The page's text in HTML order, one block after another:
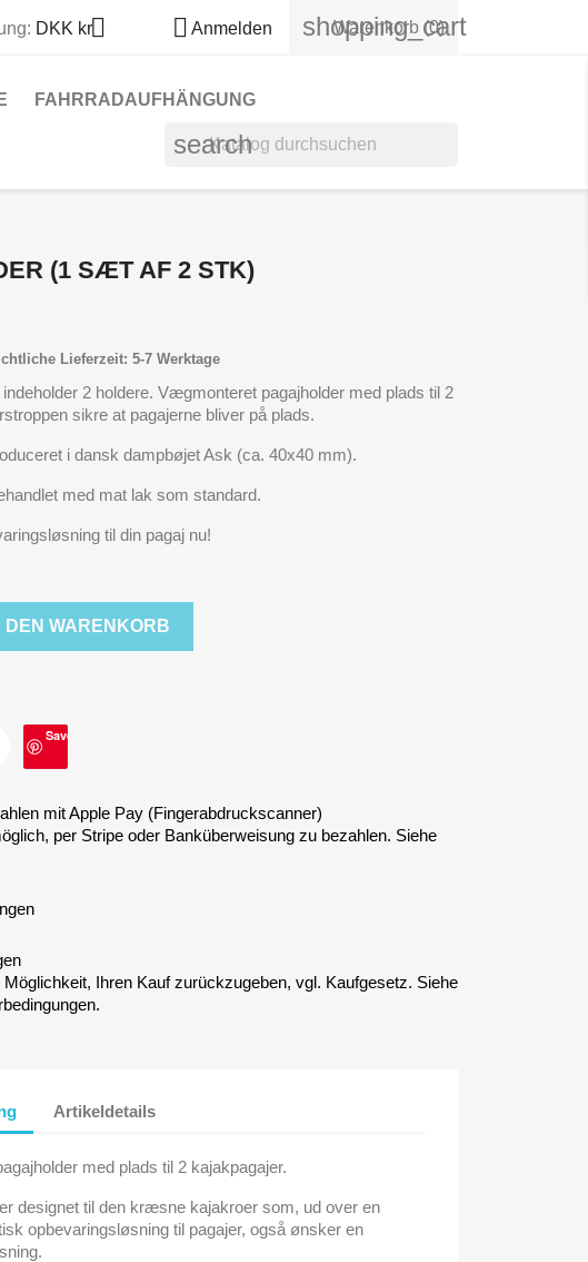
DKK kr  Anmelden shopping_cart
Warenkorb (0)
FAHRRADAUFHÄNGUNG
search
(1 SÆT AF 2 STK)
Lieferzeit: 5-7 Werktage
2 holdere. Vægmonteret pagajholder med plads til 2
sikre at pagajerne bliver på plads.
i dansk dampbøjet Ask (ca. 40x40 mm).
med mat lak som standard.
til din pagaj nu!
DEN WARENKORB
Save
mit Apple Pay (Fingerabdruckscanner)
per Stripe oder Banküberweisung zu bezahlen. Siehe
Möglichkeit, Ihren Kauf zurückzugeben, vgl. Kaufgesetz. Siehe
Artikeldetails
med plads til 2 kajakpagajer.
designet til den kræsne kajakroer som, ud over en
opbevaringsløsning til pagajer, også ønsker en